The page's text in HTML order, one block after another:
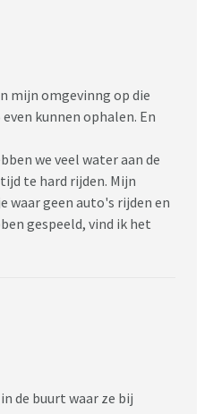
mijn omgevinng op die
kunnen ophalen. En
we veel water aan de
te hard rijden. Mijn
waar geen auto's rijden en
gespeeld, vind ik het
de buurt waar ze bij